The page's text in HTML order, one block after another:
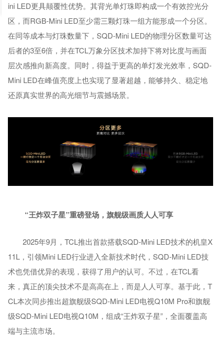
ini LED更具颠覆性优势。其背光单灯珠即构成一个有效控光分
区，而RGB-Mini LED至少需三颗灯珠一组方能形成一个分区。
在同等成本与灯珠数量下，SQD-Mini LED的物理分区数量可达
后者的3至6倍，并在TCL万象分区技术加持下将对比度与画面
层次感推向新高度。同时，得益于更高的单灯发光效率，SQD-
Mini LED在峰值亮度上也实现了显著超越，能够持久、稳定地
还原真实世界的高光细节与震撼场景。
“王炸双子星”重磅登场 ，旗舰级画质人人可享
2025年9月，TCL推出首款搭载SQD-Mini LED技术的机皇X
11L，引领Mini LED行业进入全新技术时代，SQD-Mini LED技
术也凭借优异的表现，获得了用户的认可。不过，在TCL看
来，真正的顶尖技术不是高高在上，而是人人可享。基于此，T
CL本次同步推出超旗舰级SQD-Mini LED电视Q10M Pro和旗舰
级SQD-Mini LED电视Q10M，组成“王炸双子星”，全面覆盖高
端与主流市场。